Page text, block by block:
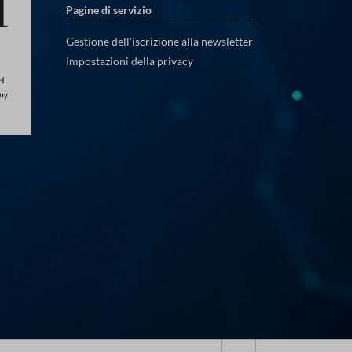
Pagine di servizio
Gestione dell'iscrizione alla newsletter
Impostazioni della privacy